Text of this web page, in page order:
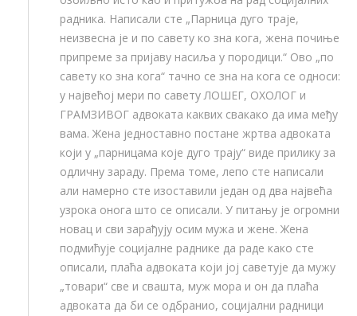
радника. Написали сте „Парница дуго траје,
неизвесна је и по савету ко зна кога, жена почиње
припреме за пријаву насиља у породици.“ Ово „по
савету ко зна кога“ тачно се зна на кога се односи:
у највећој мери по савету ЛОШЕГ, ОХОЛОГ и
ГРАМЗИВОГ адвоката каквих свакако да има међу
вама. Жена једноставно постане жртва адвоката
који у „парницама које дуго трају“ виде прилику за
одличну зараду. Према томе, лепо сте написали
али намерно сте изоставили један од два највећа
узрока онога што се описали. У питању је огромни
новац и сви зарађују осим мужа и жене. Жена
подмићује социјалне раднике да раде како сте
описали, плаћа адвоката који јој саветује да мужу
„товари“ све и свашта, муж мора и он да плаћа
адвоката да би се одбранио, социјални радници